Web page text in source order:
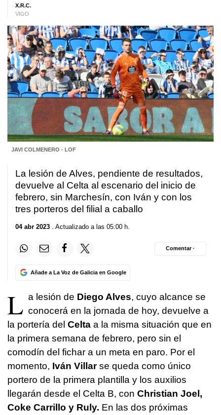
X.R.C.
VIGO
JAVI COLMENERO - LOF
La lesión de Alves, pendiente de resultados,
devuelve al Celta al escenario del inicio de
febrero, sin Marchesín, con Iván y con los
tres porteros del filial a caballo
04 abr 2023 . Actualizado a las 05:00 h.
Añade a La Voz de Galicia en Google
Comentar ·
L a lesión de Diego Alves, cuyo alcance se
conocerá en la jornada de hoy, devuelve a
la portería del Celta a la misma situación que en
la primera semana de febrero, pero sin el
comodín del fichar a un meta en paro. Por el
momento, Iván Villarse queda como único
portero de la primera plantilla y los auxilios
llegarán desde el Celta B, con Christian Joel,
Coke Carrillo y Ruly. En las dos próximas